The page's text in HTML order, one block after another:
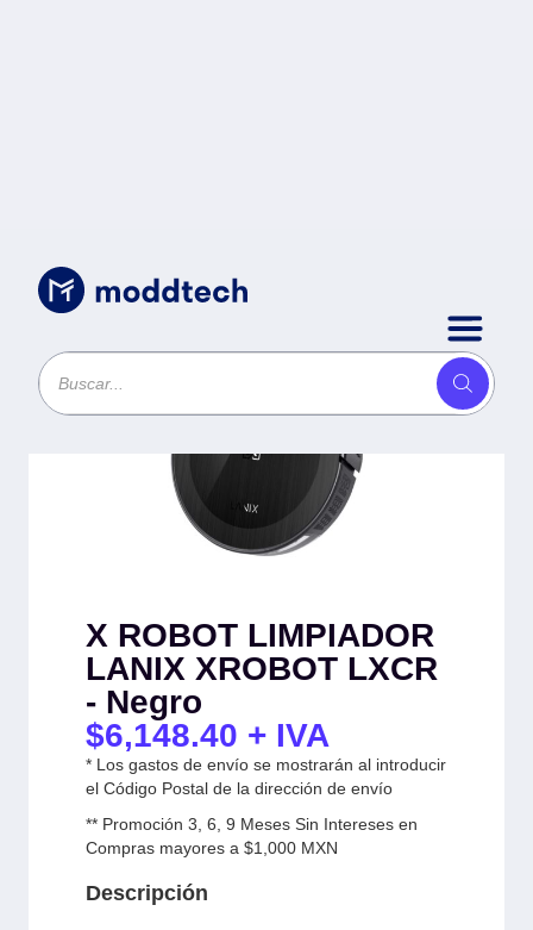
X ROBOT LIMPIADOR
LANIX XROBOT LXCR
- Negro
$6,148.40 + IVA
* Los gastos de envío se mostrarán al introducir
el Código Postal de la dirección de envío
** Promoción 3, 6, 9 Meses Sin Intereses en
Compras mayores a $1,000 MXN
Descripción